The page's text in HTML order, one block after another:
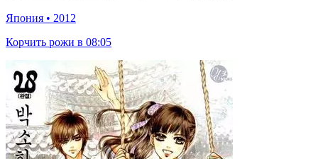
Япония • 2012
Корчить рожи в 08:05